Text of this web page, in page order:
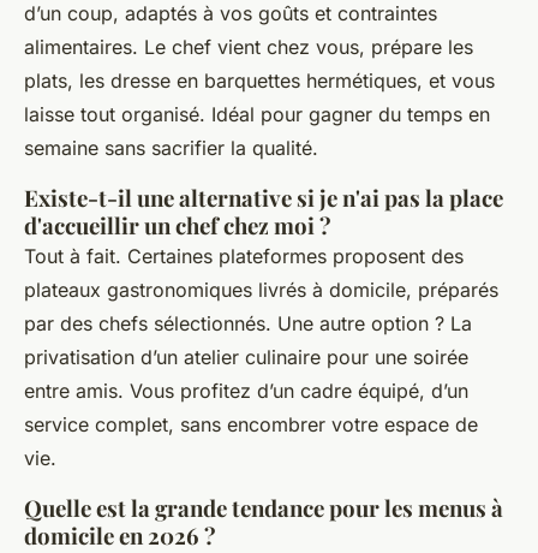
d’un coup, adaptés à vos goûts et contraintes
alimentaires. Le chef vient chez vous, prépare les
plats, les dresse en barquettes hermétiques, et vous
laisse tout organisé. Idéal pour gagner du temps en
semaine sans sacrifier la qualité.
Existe-t-il une alternative si je n'ai pas la place
d'accueillir un chef chez moi ?
Tout à fait. Certaines plateformes proposent des
plateaux gastronomiques livrés à domicile, préparés
par des chefs sélectionnés. Une autre option ? La
privatisation d’un atelier culinaire pour une soirée
entre amis. Vous profitez d’un cadre équipé, d’un
service complet, sans encombrer votre espace de
vie.
Quelle est la grande tendance pour les menus à
domicile en 2026 ?